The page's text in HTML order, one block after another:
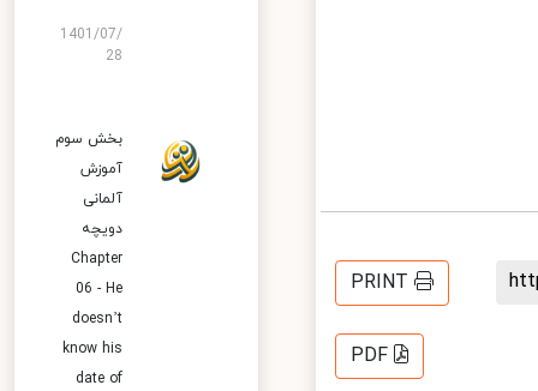
PRINT
PDF
1401/07/
28
بخش سوم
آموزش
آلمانی
دویچه
Chapter
06 - He
doesn’t
know his
date of